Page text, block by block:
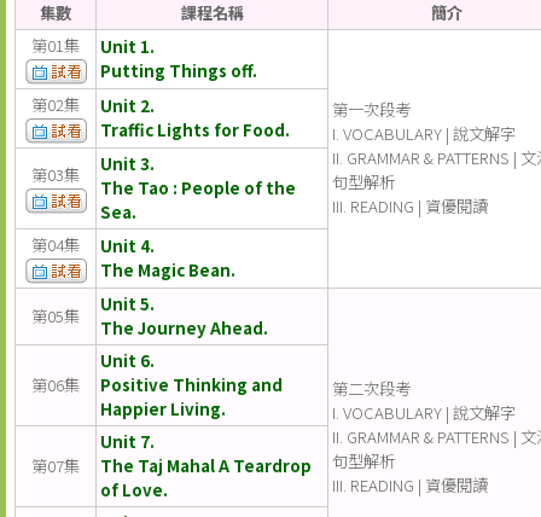
集數 課程名稱
簡介
第01集
Unit 1.
Putting Things off.
第一次段考
I. VOCABULARY | 說文解字
II. GRAMMAR & PATTERNS |
句型解析
III. READING | 資優閱讀
第02集
Unit 2.
Traffic Lights for Food.
第03集
Unit 3.
The Tao : People of the
Sea.
第04集
Unit 4.
The Magic Bean.
第05集
Unit 5.
The Journey Ahead.
第二次段考
I. VOCABULARY | 說文解字
II. GRAMMAR & PATTERNS |
句型解析
III. READING | 資優閱讀
第06集
Unit 6.
Positive Thinking and
Happier Living.
第07集
Unit 7.
The Taj Mahal A Teardrop
of Love.